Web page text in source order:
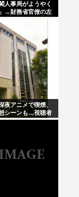
人事局がようやく
→財務省官僚の左
ポスト
夜アニメで喫煙、
シーンも…視聴者